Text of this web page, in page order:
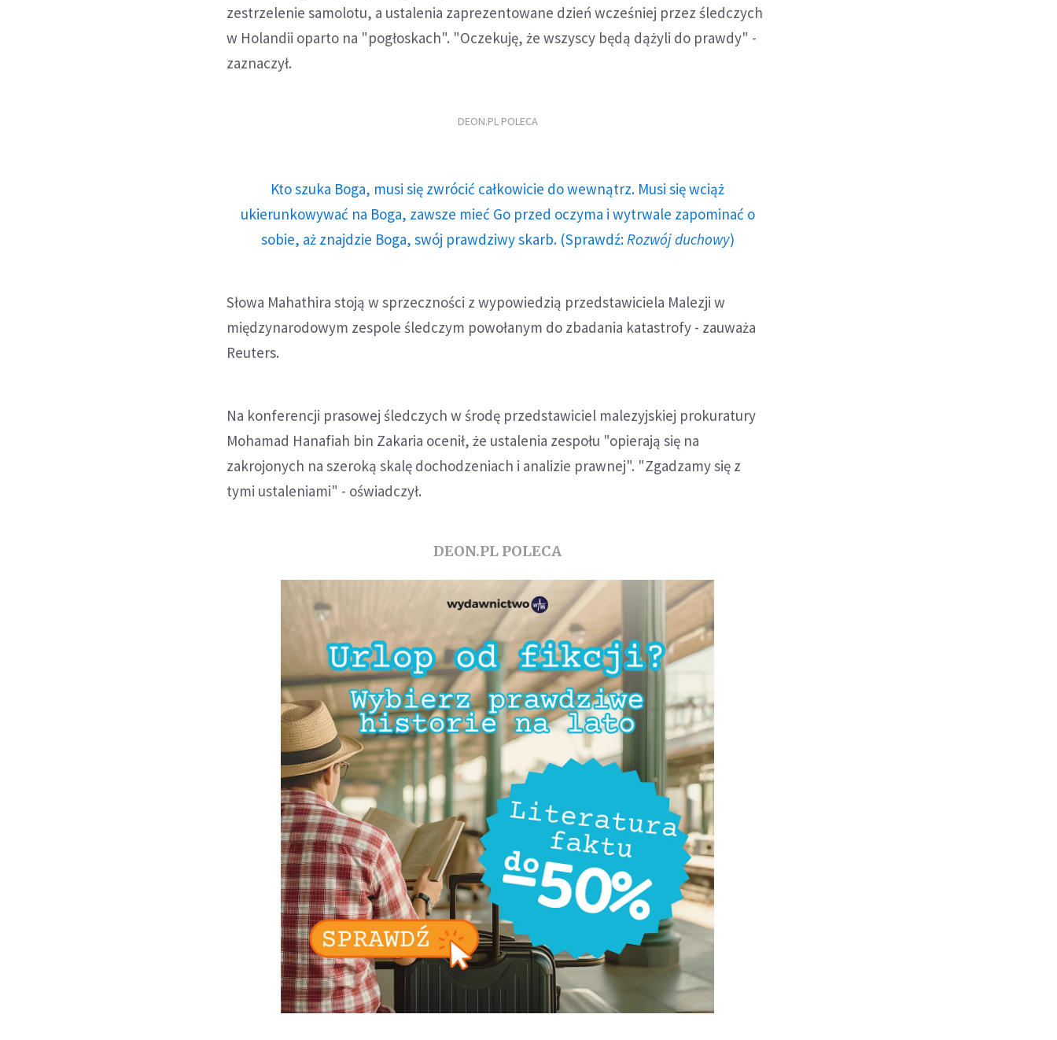
zestrzelenie samolotu, a ustalenia zaprezentowane dzień wcześniej przez śledczych
w Holandii oparto na "pogłoskach". "Oczekuję, że wszyscy będą dążyli do prawdy" -
zaznaczył.
DEON.PL POLECA
Kto szuka Boga, musi się zwrócić całkowicie do wewnątrz. Musi się wciąż
ukierunkowywać na Boga, zawsze mieć Go przed oczyma i wytrwale zapominać o
sobie, aż znajdzie Boga, swój prawdziwy skarb. (Sprawdź: Rozwój duchowy)
Słowa Mahathira stoją w sprzeczności z wypowiedzią przedstawiciela Malezji w
międzynarodowym zespole śledczym powołanym do zbadania katastrofy - zauważa
Reuters.
Na konferencji prasowej śledczych w środę przedstawiciel malezyjskiej prokuratury
Mohamad Hanafiah bin Zakaria ocenił, że ustalenia zespołu "opierają się na
zakrojonych na szeroką skalę dochodzeniach i analizie prawnej". "Zgadzamy się z
tymi ustaleniami" - oświadczył.
DEON.PL POLECA